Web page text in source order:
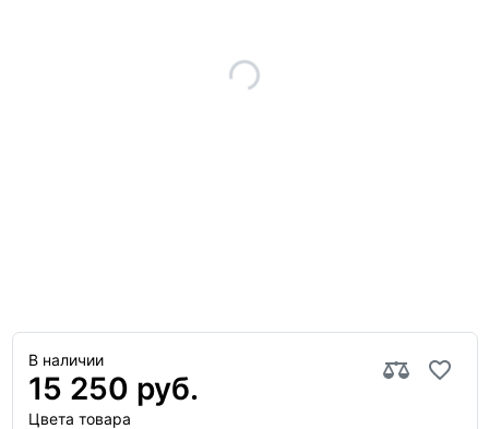
В наличии
15 250 руб.
Цвета товара